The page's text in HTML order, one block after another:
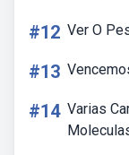
#12 Ver O
#13
#14 Varias